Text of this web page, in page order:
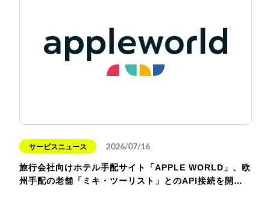
サービスニュース 2026/07/16
旅行会社向けホテル手配サイト「APPLE WORLD」、欧
州手配の老舗「ミキ・ツーリスト」とのAPI接続を開…